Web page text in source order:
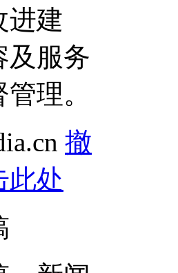
进建
及服务
理。
撤
此处